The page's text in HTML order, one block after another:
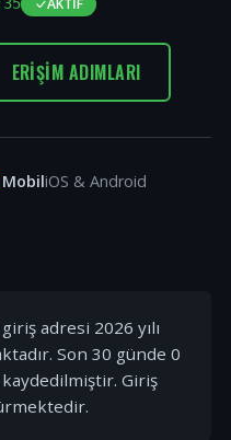
AKTIF
ERIŞIM ADIMLARI
MobiliOS & Android
adresi 2026 yılı
Son 30 günde 0
Giriş